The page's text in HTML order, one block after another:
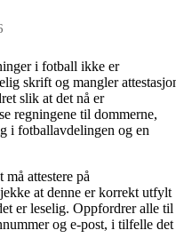
i fotball ikke er
skrift og mangler
slik at det nå er
regningene til dommerne,
i fotballavdelingen og en
attestere på
at denne er korrekt utfylt
er leselig. Oppfordrer alle til
og e-post, i tilfelle det